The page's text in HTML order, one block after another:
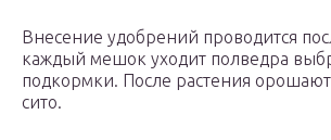
Внесение удобрений проводится
каждый мешок уходит полведра
подкормки. После растения
сито.